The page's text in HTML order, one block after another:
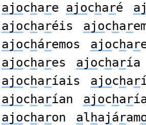
ajochare ajocharé
ajocharéis ajochar
ajocháremos ajochar
ajochares ajocharía
ajocharíais ajochar
ajocharían ajochar
ajocharon alhajáram